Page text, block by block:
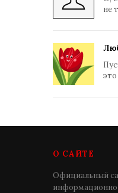
не
это
О САЙТЕ
Официальный